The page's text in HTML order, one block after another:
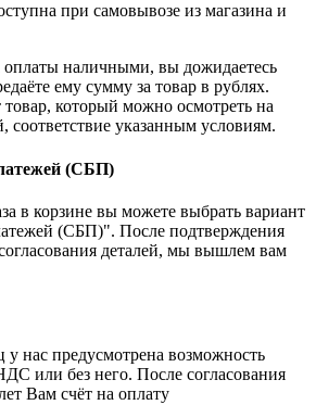
при самовывозе из магазина и
наличными, вы дожидаетесь
ему сумму за товар в рублях.
товар, который можно осмотреть на
соответствие указанным условиям.
(СБП)
в корзине вы можете выбрать вариант
(СБП)". После подтверждения
деталей, мы вышлем вам
нас предусмотрена возможность
или без него. После согласования
Вам счёт на оплату